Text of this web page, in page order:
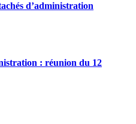
d’administration
: réunion du 12